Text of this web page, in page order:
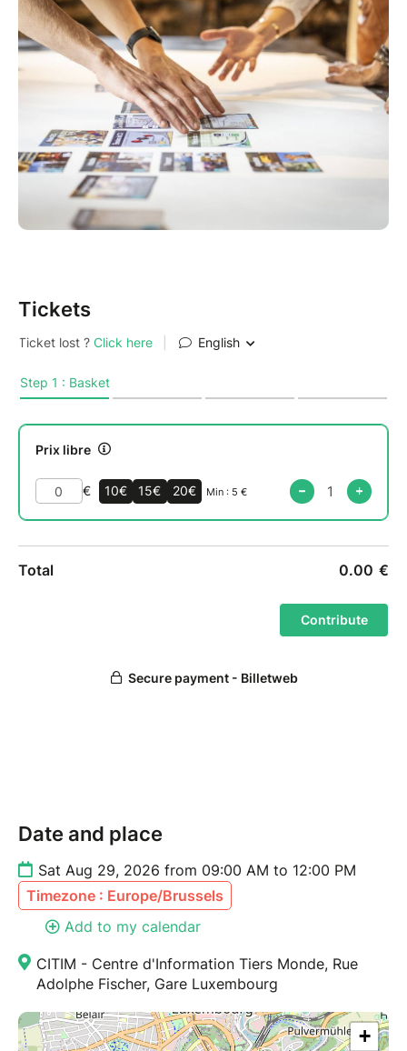
Des photos et vidéos seront prises pendant cet
événement pour la communication d'ESE (site web,
réseaux sociaux, newsletter). Vous pourrez indiquer
votre choix lors de l'inscription.
Tickets
Date and place
Sat Aug 29, 2026 from 09:00 AM to 12:00 PM
Timezone : Europe/Brussels
Add to my calendar
CITIM - Centre d'Information Tiers Monde, Rue
Adolphe Fischer, Gare Luxembourg
+